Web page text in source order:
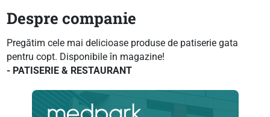
Despre companie
Pregătim cele mai delicioase produse de patiserie gata
pentru copt. Disponibile în magazine!
- PATISERIE & RESTAURANT